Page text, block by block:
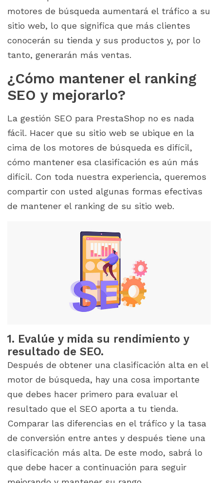
motores de búsqueda aumentará el tráfico a su
sitio web, lo que significa que más clientes
conocerán su tienda y sus productos y, por lo
tanto, generarán más ventas.
¿Cómo mantener el ranking
SEO y mejorarlo?
La gestión SEO para PrestaShop no es nada
fácil. Hacer que su sitio web se ubique en la
cima de los motores de búsqueda es difícil,
cómo mantener esa clasificación es aún más
difícil. Con toda nuestra experiencia, queremos
compartir con usted algunas formas efectivas
de mantener el ranking de su sitio web.
1. Evalúe y mida su rendimiento y
resultado de SEO.
Después de obtener una clasificación alta en el
motor de búsqueda, hay una cosa importante
que debes hacer primero para evaluar el
resultado que el SEO aporta a tu tienda.
Comparar las diferencias en el tráfico y la tasa
de conversión entre antes y después tiene una
clasificación más alta. De este modo, sabrá lo
que debe hacer a continuación para seguir